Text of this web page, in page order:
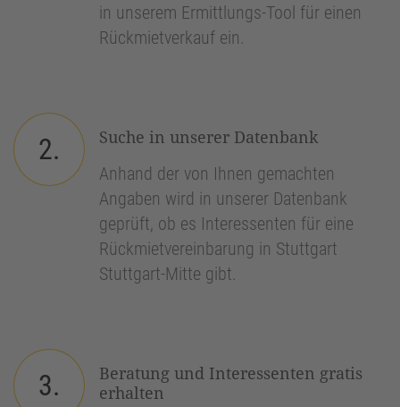
in unserem Ermittlungs-Tool für einen
Rückmietverkauf ein.
2.
Suche in unserer Datenbank
Anhand der von Ihnen gemachten
Angaben wird in unserer Datenbank
geprüft, ob es Interessenten für eine
Rückmietvereinbarung in Stuttgart
Stuttgart-Mitte gibt.
3.
Beratung und Interessenten gratis
erhalten